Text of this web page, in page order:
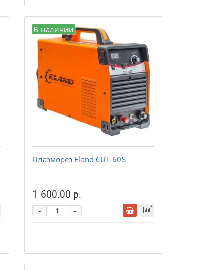
В наличии
Плазморез Eland CUT-60S
1 600.00 р.
+
-